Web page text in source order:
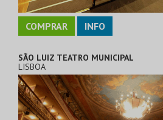
COMPRAR INFO
SÃO LUIZ TEATRO MUNICIPAL
LISBOA